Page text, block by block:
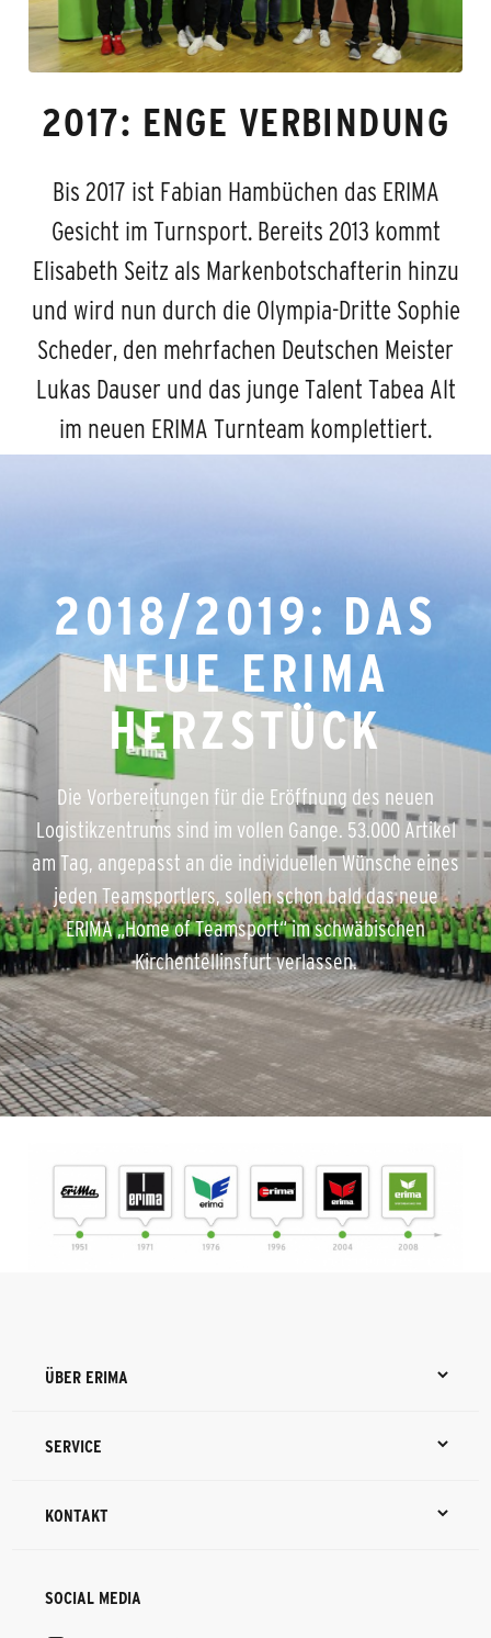
2017: ENGE VERBINDUNG
Bis 2017 ist Fabian Hambüchen das ERIMA
Gesicht im Turnsport. Bereits 2013 kommt
Elisabeth Seitz als Markenbotschafterin hinzu
und wird nun durch die Olympia-Dritte Sophie
Scheder, den mehrfachen Deutschen Meister
Lukas Dauser und das junge Talent Tabea Alt
im neuen ERIMA Turnteam komplettiert.
2018/2019: DAS
NEUE ERIMA
HERZSTÜCK
Die Vorbereitungen für die Eröffnung des neuen
Logistikzentrums sind im vollen Gange. 53.000 Artikel
am Tag, angepasst an die individuellen Wünsche eines
jeden Teamsportlers, sollen schon bald das neue
ERIMA „Home of Teamsport“ im schwäbischen
Kirchentellinsfurt verlassen.
ÜBER ERIMA
SERVICE
KONTAKT
SOCIAL MEDIA